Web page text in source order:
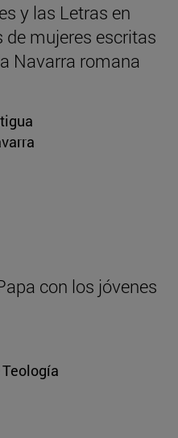
y las Letras en
mujeres escritas
Navarra romana
con los jóvenes